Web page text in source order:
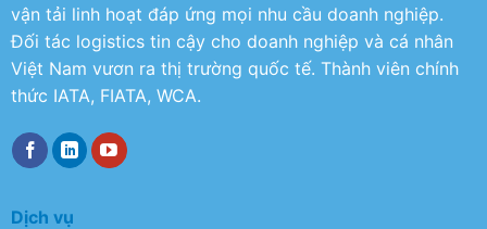
vận tải linh hoạt đáp ứng mọi nhu cầu doanh nghiệp.
Đối tác logistics tin cậy cho doanh nghiệp và cá nhân
Việt Nam vươn ra thị trường quốc tế. Thành viên chính
thức IATA, FIATA, WCA.
Dịch vụ